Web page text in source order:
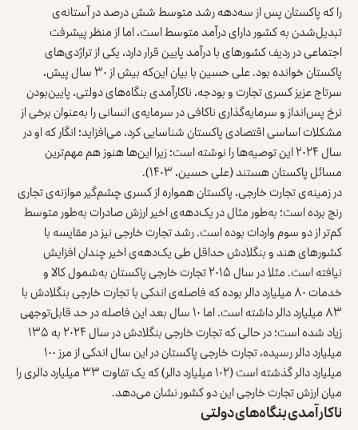
را که پاکستان پس از سه‌دهه رشد متوسط شش درصد در آستانه‌ی
تبدیل‌شدن به کشور دارای درآمد متوسط است، اما از منظر پیشرفت
اجتماعی در ردیف کشورهای با درآمد پایین قرار دارد، یکی از تراژدی‌های
پاکستان خوانده بود. علی حسین با بیان این‌که بیش از ۳۰ سال پیش،
سرتاج عزیز کسری تجارت و بودجه، ناکارآمدی بنگاه‌های دولتی، پایین‌بودن
نرخ پس‌انداز و سرمایه‌گذاری ناکافی در سرمایه‌ی انسانی را به‌عنوان برخی از
مشکلات اساسی اقتصادی پاکستان شناسایی کرد، می‌افزاید؛ انگار که او در
سال ۲۰۲۴ این توصیه‌ها را نوشته است؛ زیرا این‌ها هنوز هم مهم‌ترین
مسائل پاکستان هستند (علی حسین، ۱۴۰۳).
در زمینه‌ی تجارت خارجی، پاکستان همواره از کسری چشم‌گیر موازنه‌ی تجاری
رنج برده است؛ به‌طور مثال در یک‌دهه‌ی اخیر ارزش صادرات به‌طور متوسط
کم‌تر از دو سوم واردات بوده است. رشد تجارت خارجی نیز در مقایسه با
کشورهای هند و بنگلادش حداقل طی یک‌دهه‌ی اخیر چندان افزایش
نیافته است. مثلا در سال ۲۰۱۵ تجارت خارجی پاکستان به‌شمول کالا و
خدمات ۸۰ میلیارد دالر بوده که فاصله‌ی اندکی با تجارت خارجی بنگلادش با
۸۳ میلیارد دالر داشته است. اما ۱۰ سال بعد این فاصله در حد قابل‌توجهی
زیاد شده است؛ در حالی که تجارت خارجی بنگلادش در سال ۲۰۲۴ به ۱۳۵
میلیارد دالر رسیده، تجارت خارجی پاکستان در این سال اندکی از مرز ۱۰۰
میلیارد دالر گذشته است (۱۰۲ میلیارد دالر) که یک تفاوت ۳۳ میلیارد دالری را
میان ارزش تجارت خارجی این دو کشور نشان می‌دهد.
ناکارآمدی بنگاه‌های دولتی